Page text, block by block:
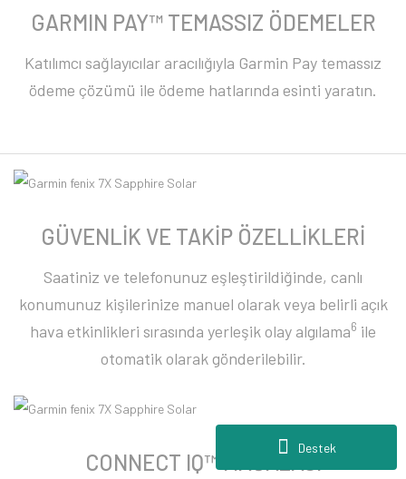
Destek
GARMIN PAY™ TEMASSIZ ÖDEMELER
Katılımcı sağlayıcılar aracılığıyla Garmin Pay temassız
ödeme çözümü ile ödeme hatlarında esinti yaratın.
GÜVENLİK VE TAKİP ÖZELLİKLERİ
Saatiniz ve telefonunuz eşleştirildiğinde, canlı
konumunuz kişilerinize manuel olarak veya belirli açık
hava etkinlikleri sırasında yerleşik olay algılama6 ile
otomatik olarak gönderilebilir.
CONNECT IQ™ MAĞAZASI